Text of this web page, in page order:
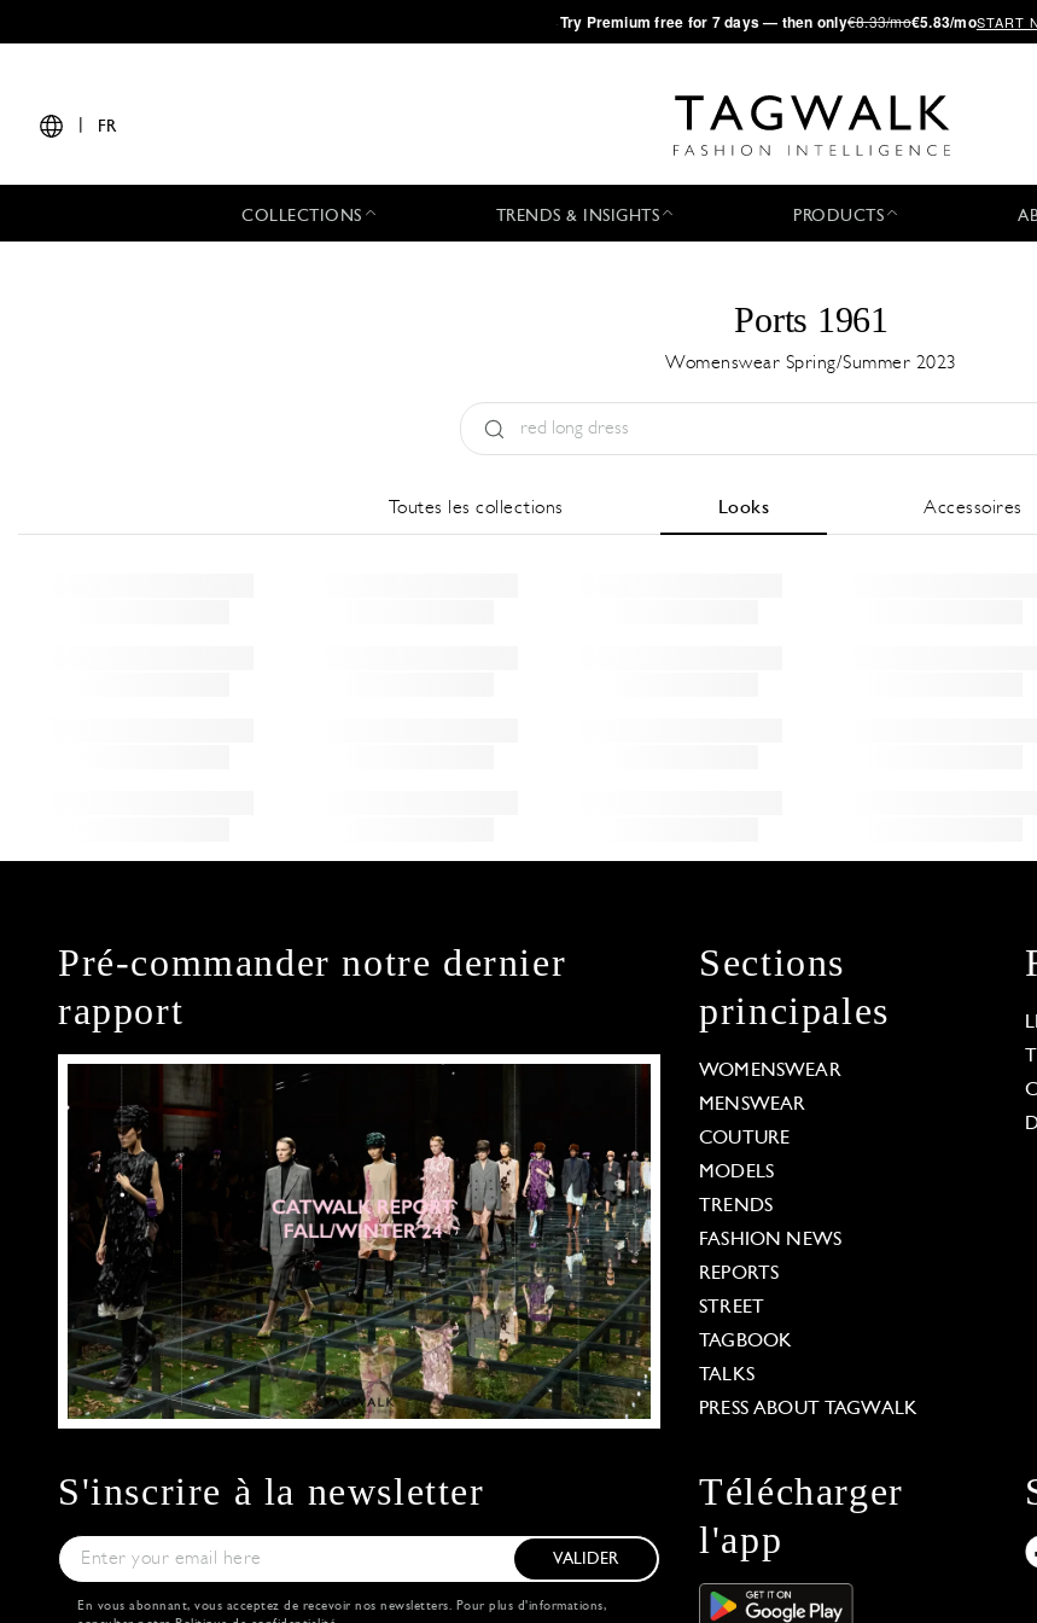
·Try Premium free for 7 days — then only€8.33/mo€5.83/moSTART
FR
COLLECTIONS TRENDS & INSIGHTS PRODUCTS
Ports 1961
Womenswear Spring/Summer 2023
Toutes les collections Looks Accessoires
Pré-commander notre dernier
rapport
Sections
principales
WOMENSWEAR
MENSWEAR
COUTURE
MODELS
TRENDS
FASHION NEWS
REPORTS
STREET
TAGBOOK
TALKS
PRESS ABOUT TAGWALK
S'inscrire à la newsletter
VALIDER
En vous abonnant, vous acceptez de recevoir nos newsletters. Pour plus d'informations,
Télécharger
l'app